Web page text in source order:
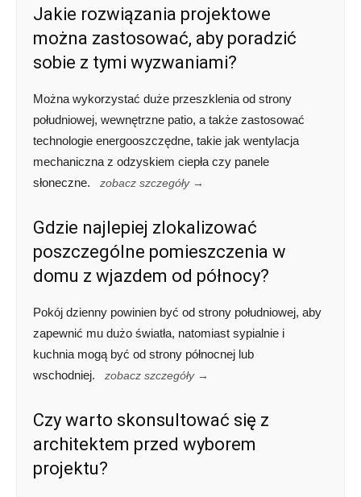
Jakie rozwiązania projektowe
można zastosować, aby poradzić
sobie z tymi wyzwaniami?
Można wykorzystać duże przeszklenia od strony
południowej, wewnętrzne patio, a także zastosować
technologie energooszczędne, takie jak wentylacja
mechaniczna z odzyskiem ciepła czy panele
słoneczne.
zobacz szczegóły →
Gdzie najlepiej zlokalizować
poszczególne pomieszczenia w
domu z wjazdem od północy?
Pokój dzienny powinien być od strony południowej, aby
zapewnić mu dużo światła, natomiast sypialnie i
kuchnia mogą być od strony północnej lub
wschodniej.
zobacz szczegóły →
Czy warto skonsultować się z
architektem przed wyborem
projektu?